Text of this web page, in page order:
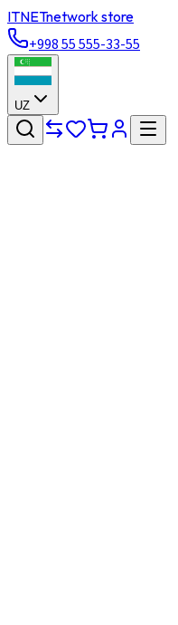
ITNETnetwork store
+998 55 555-33-55
UZ